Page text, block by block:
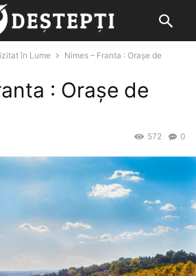
în Lume
Nimes – Franta : Orașe de
: Orașe de
0
572